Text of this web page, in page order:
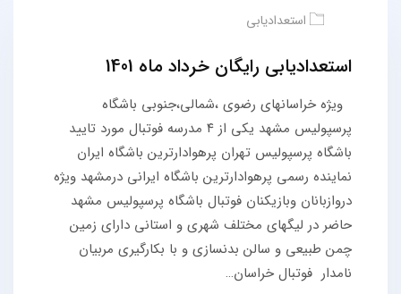
استعدادیابی
استعدادیابی رایگان خرداد ماه 1401
ویژه خراسانهای رضوی ،شمالی،جنوبی باشگاه
پرسپولیس مشهد یکی از ۴ مدرسه فوتبال مورد تایید
باشگاه پرسپولیس تهران پرهوادارترین باشگاه ایران
نماینده رسمی پرهوادارترین باشگاه ایرانی درمشهد ویژه
دروازبانان وبازیکنان فوتبال باشگاه پرسپولیس مشهد
حاضر در لیگهای مختلف شهری و استانی دارای زمین
چمن طبیعی و سالن بدنسازی و با بکارگیری مربیان
نامدار فوتبال خراسان…